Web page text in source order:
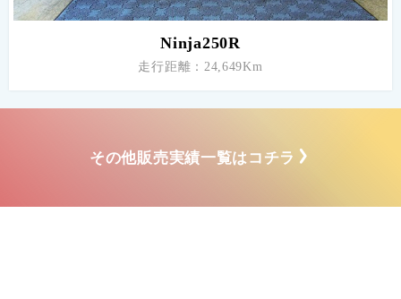
Ninja250R
走行距離：24,649Km
その他販売実績一覧はコチラ